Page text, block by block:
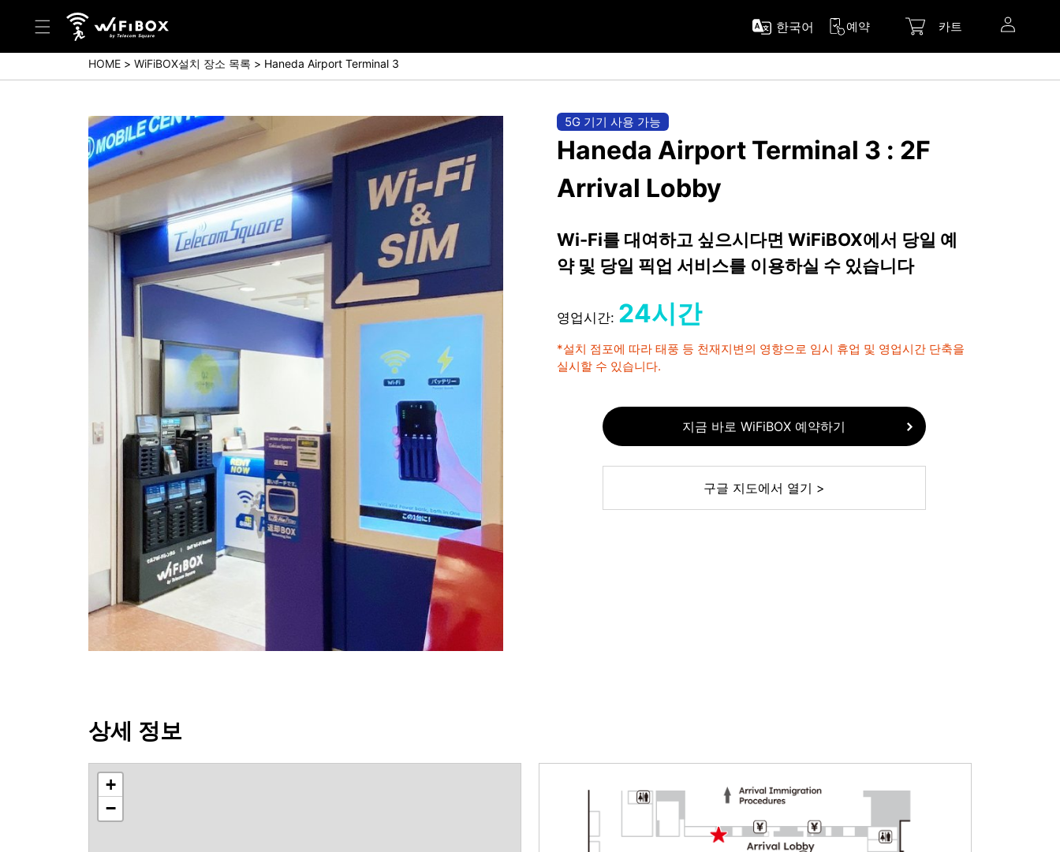
도움말/문의
고객 센터 (Japanese)
고객 센터 (English)
문의 (Japanse)
문의 (English)
한국어 예약 카트
HOME WiFiBOX설치 장소 목록 Haneda Airport Terminal 3
5G 기기 사용 가능
Haneda Airport Terminal 3 : 2F
Arrival Lobby
Wi-Fi를 대여하고 싶으시다면 WiFiBOX에서 당일 예
약 및 당일 픽업 서비스를 이용하실 수 있습니다
영업시간: 24시간
*설치 점포에 따라 태풍 등 천재지변의 영향으로 임시 휴업 및 영업시간 단축을
실시할 수 있습니다.
지금 바로 WiFiBOX 예약하기
구글 지도에서 열기 >
상세 정보
+
−